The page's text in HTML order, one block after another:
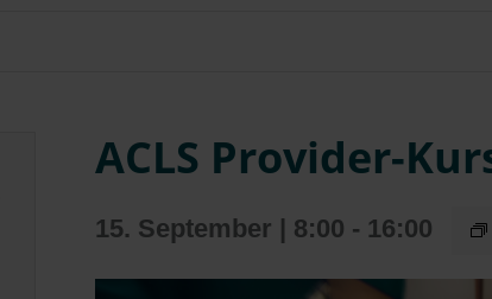
ACLS Provider-
15. September | 8:00 - 16:00